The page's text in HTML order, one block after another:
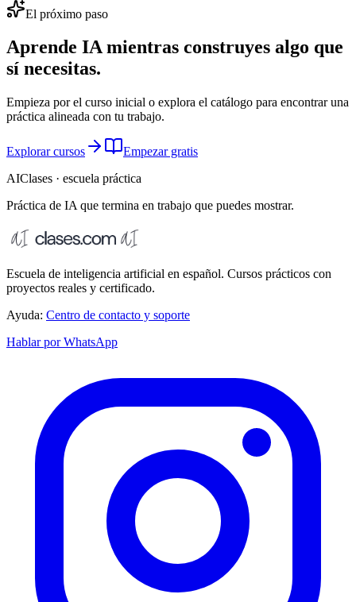
El próximo paso
Aprende IA mientras construyes algo que
sí necesitas.
Empieza por el curso inicial o explora el catálogo para encontrar una
práctica alineada con tu trabajo.
Explorar cursos
Empezar gratis
AIClases · escuela práctica
Práctica de IA que termina en trabajo que puedes mostrar.
Escuela de inteligencia artificial en español. Cursos prácticos con
proyectos reales y certificado.
Ayuda: Centro de contacto y soporte
Hablar por WhatsApp